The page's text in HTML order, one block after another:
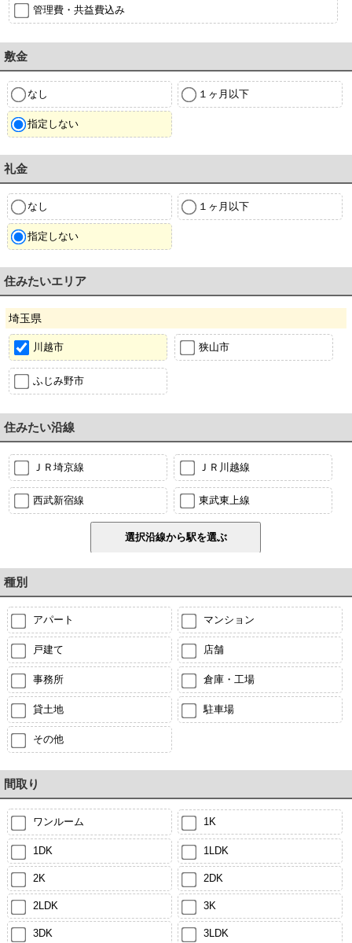
管理費・共益費込み
敷金
なし １ヶ月以下
指定しない
礼金
なし １ヶ月以下
指定しない
住みたいエリア
埼玉県
川越市 狭山市
ふじみ野市
住みたい沿線
ＪＲ埼京線 ＪＲ川越線
西武新宿線 東武東上線
種別
アパート マンション
戸建て 店舗
事務所 倉庫・工場
貸土地 駐車場
その他
間取り
ワンルーム 1K
1DK 1LDK
2K 2DK
2LDK 3K
3DK 3LDK